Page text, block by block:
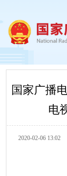
国家广播
电
2020-02-06 13:02